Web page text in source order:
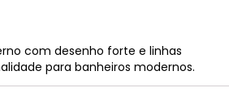
com desenho forte e linhas
para banheiros modernos.